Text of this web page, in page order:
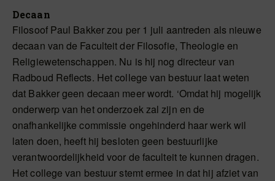
Decaan
Filosoof Paul Bakker zou per 1 juli aantreden als nieuwe
decaan van de Faculteit der Filosofie, Theologie en
Religiewetenschappen. Nu is hij nog directeur van
Radboud Reflects. Het college van bestuur laat weten
dat Bakker geen decaan meer wordt. ‘Omdat hij mogelijk
onderwerp van het onderzoek zal zijn en de
onafhankelijke commissie ongehinderd haar werk wil
laten doen, heeft hij besloten geen bestuurlijke
verantwoordelijkheid voor de faculteit te kunnen dragen.
Het college van bestuur stemt ermee in dat hij afziet van